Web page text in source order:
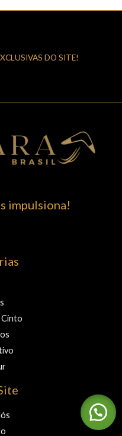
DO SITE!
impulsiona!
Cinto